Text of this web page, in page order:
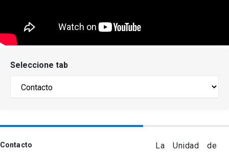
Académicos
Secretaría Académica
Dirección Investigación
Institutos y Centros
Redes Internacionales
Estudiantes
Postgrado
Contacto
Seleccione tab
Contacto
La Unidad de